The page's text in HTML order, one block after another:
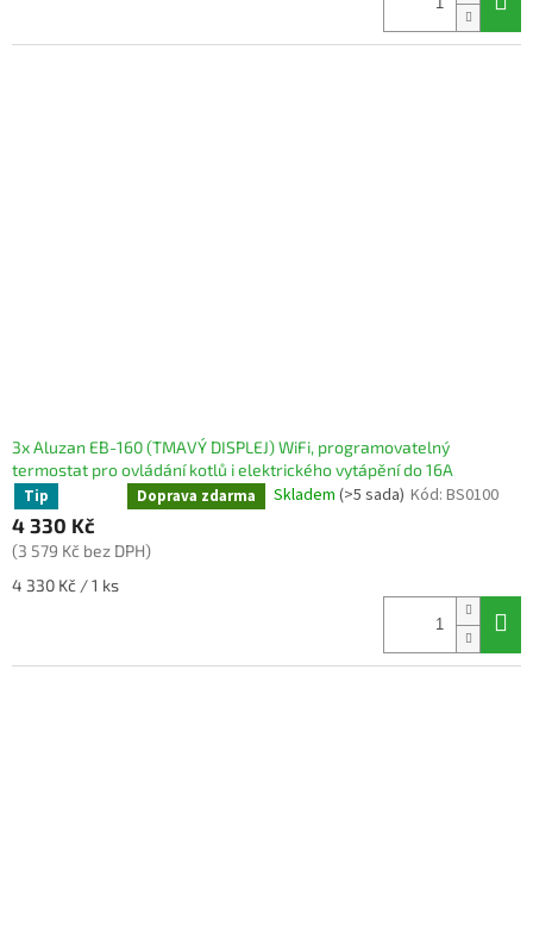
3x Aluzan EB-160 (TMAVÝ DISPLEJ) WiFi, programovatelný
termostat pro ovládání kotlů i elektrického vytápění do 16A
Tip Doprava zdarma Skladem (>5 sada) Kód: BS0100
4 330 Kč
(3 579 Kč bez DPH)
Měrná
4 330 Kč / 1 ks